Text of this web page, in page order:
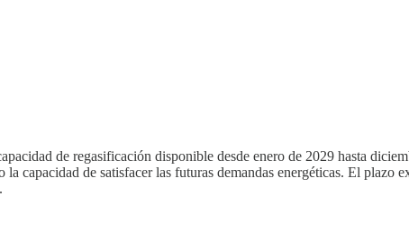
de regasificación disponible desde enero de 2029 hasta
capacidad de satisfacer las futuras demandas energéticas. El plazo